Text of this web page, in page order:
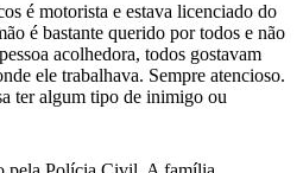
é motorista e estava licenciado do
é bastante querido por todos e não
acolhedora, todos gostavam
ele trabalhava. Sempre atencioso.
ter algum tipo de inimigo ou